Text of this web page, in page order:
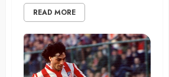
READ MORE